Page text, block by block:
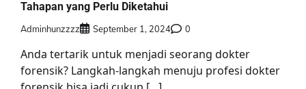
Tahapan yang Perlu Diketahui
Adminhunzzzz September 1, 2024 0
Anda tertarik untuk menjadi seorang dokter
forensik? Langkah-langkah menuju profesi dokter